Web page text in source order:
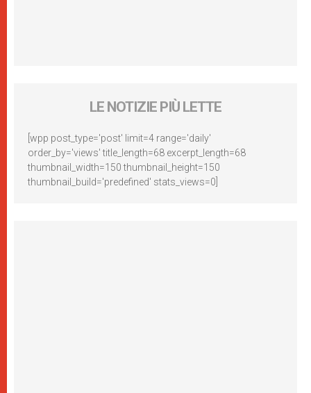
LE NOTIZIE PIÙ LETTE
[wpp post_type='post' limit=4 range='daily'
order_by='views' title_length=68 excerpt_length=68
thumbnail_width=150 thumbnail_height=150
thumbnail_build='predefined' stats_views=0]